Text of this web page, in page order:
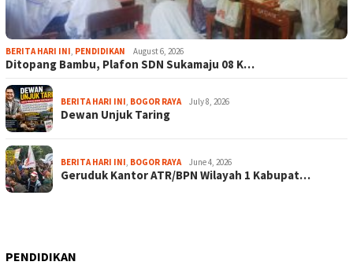
BERITA HARI INI, PENDIDIKAN August 6, 2026
Ditopang Bambu, Plafon SDN Sukamaju 08 K…
BERITA HARI INI, BOGOR RAYA July 8, 2026
Dewan Unjuk Taring
BERITA HARI INI, BOGOR RAYA June 4, 2026
Geruduk Kantor ATR/BPN Wilayah 1 Kabupat…
PENDIDIKAN